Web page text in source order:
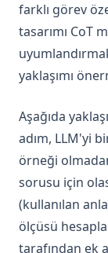
LLaMA
GPT-4
Mistral 7B
Gemini
Gemini
Gemini 1.5 Pro
Phi-2
Mixtral
Code Llama
OLMo
farklı görev
tasarımı CoT
yaklaşımı
Aşağıda
adım, LLM'yi
örneği
sorusu için
(kullanılan
ölçüsü
tarafından ek